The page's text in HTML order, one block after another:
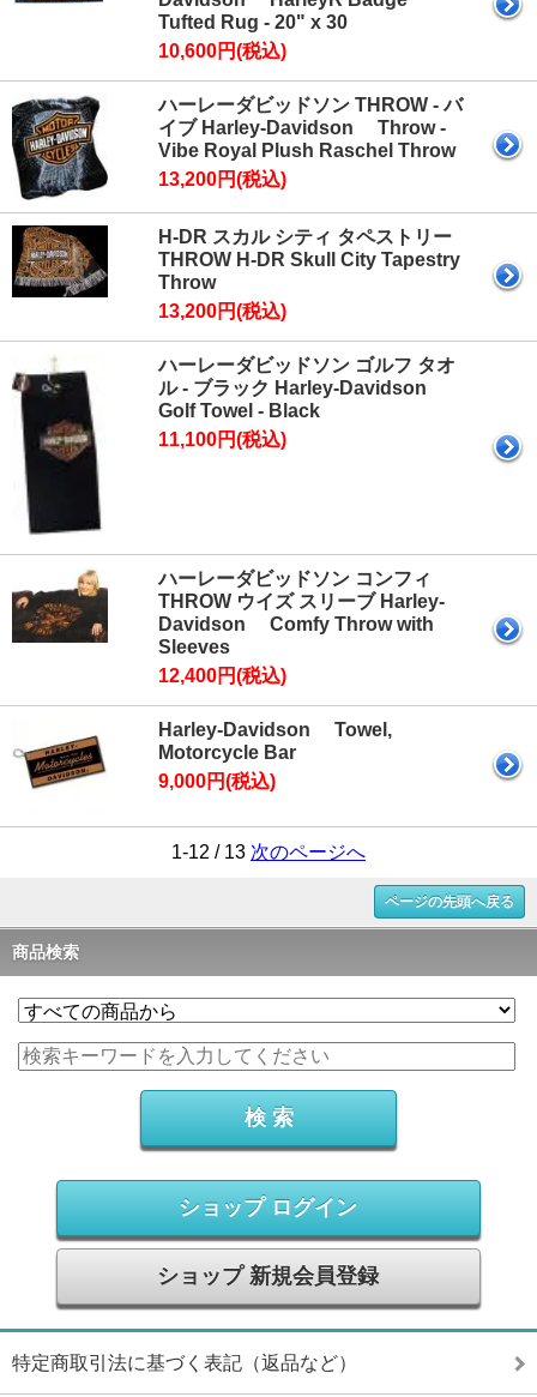
Tufted Rug - 20" x 30
10,600円(税込)
ハーレーダビッドソン THROW - バ
イブ Harley-Davidson Throw -
Vibe Royal Plush Raschel Throw
13,200円(税込)
H-DR スカル シティ タペストリー
THROW H-DR Skull City Tapestry
Throw
13,200円(税込)
ハーレーダビッドソン ゴルフ タオ
ル - ブラック Harley-Davidson
Golf Towel - Black
11,100円(税込)
ハーレーダビッドソン コンフィ
THROW ウイズ スリーブ Harley-
Davidson Comfy Throw with
Sleeves
12,400円(税込)
Harley-Davidson Towel,
Motorcycle Bar
9,000円(税込)
1-12 / 13 次のページへ
ページの先頭へ戻る
商品検索
ショップ ログイン
ショップ 新規会員登録
特定商取引法に基づく表記（返品など）